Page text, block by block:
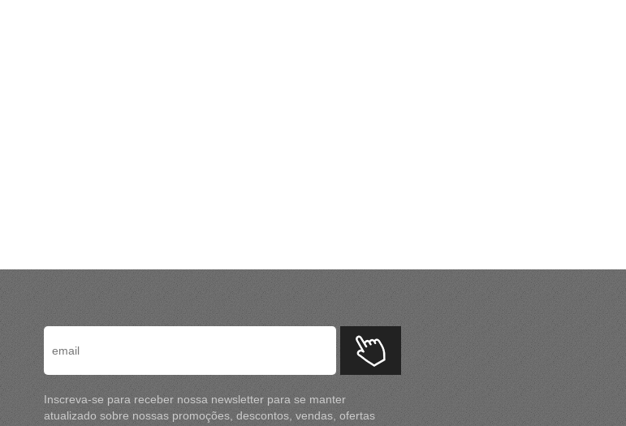
Inscreva-se para receber nossa newsletter para se manter
atualizado sobre nossas promoções, descontos, vendas, ofertas